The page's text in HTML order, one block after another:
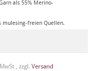
als 55% Merino-
mulesing-freien Quellen.
, zzgl. Versand